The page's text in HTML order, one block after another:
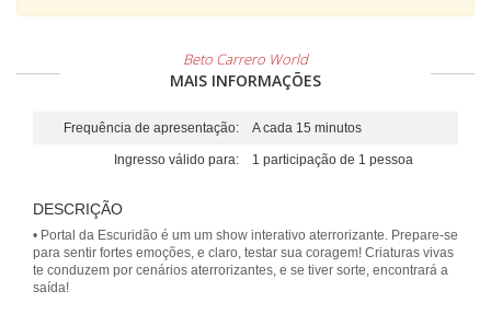
Beto Carrero World
MAIS INFORMAÇÕES
Frequência de apresentação: A cada 15 minutos
Ingresso válido para: 1 participação de 1 pessoa
DESCRIÇÃO
• Portal da Escuridão é um um show interativo aterrorizante. Prepare-se
para sentir fortes emoções, e claro, testar sua coragem! Criaturas vivas
te conduzem por cenários aterrorizantes, e se tiver sorte, encontrará a
saída!